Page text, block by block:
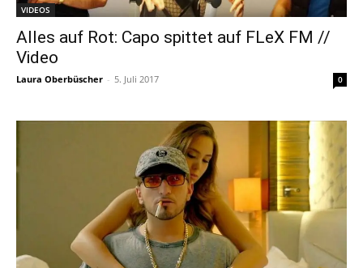
VIDEOS
Alles auf Rot: Capo spittet auf FLeX FM //
Video
Laura Oberbüscher - 5. Juli 2017 0